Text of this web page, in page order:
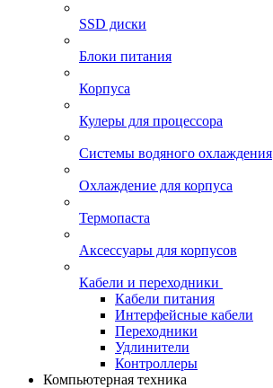
SSD диски
Блоки питания
Корпуса
Кулеры для процессора
Системы водяного охлаждения
Охлаждение для корпуса
Термопаста
Аксессуары для корпусов
Кабели и переходники
Кабели питания
Интерфейсные кабели
Переходники
Удлинители
Контроллеры
Компьютерная техника